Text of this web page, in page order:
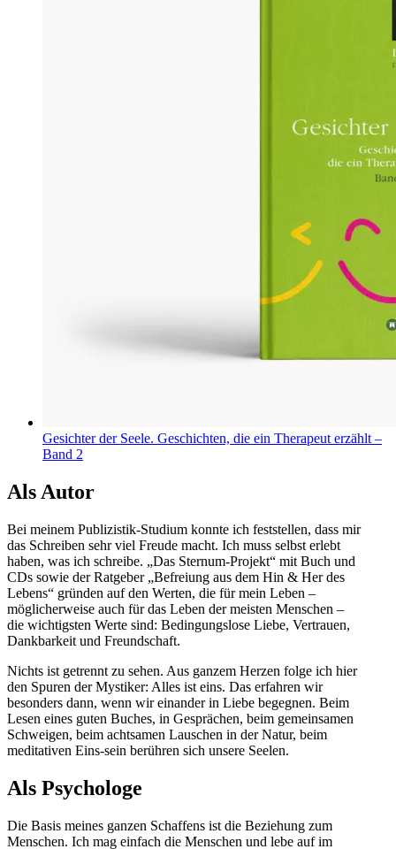
Gesichter der Seele. Geschichten, die ein Therapeut erzählt –
Band 2
Als Autor
Bei meinem Publizistik-Studium konnte ich feststellen, dass mir
das Schreiben sehr viel Freude macht. Ich muss selbst erlebt
haben, was ich schreibe. „Das Sternum-Projekt“ mit Buch und
CDs sowie der Ratgeber „Befreiung aus dem Hin & Her des
Lebens“ gründen auf den Werten, die für mein Leben –
möglicherweise auch für das Leben der meisten Menschen –
die wichtigsten Werte sind: Bedingungslose Liebe, Vertrauen,
Dankbarkeit und Freundschaft.
Nichts ist getrennt zu sehen. Aus ganzem Herzen folge ich hier
den Spuren der Mystiker: Alles ist eins. Das erfahren wir
besonders dann, wenn wir einander in Liebe begegnen. Beim
Lesen eines guten Buches, in Gesprächen, beim gemeinsamen
Schweigen, beim achtsamen Lauschen in der Natur, beim
meditativen Eins-sein berühren sich unsere Seelen.
Als Psychologe
Die Basis meines ganzen Schaffens ist die Beziehung zum
Menschen. Ich mag einfach die Menschen und lebe auf im